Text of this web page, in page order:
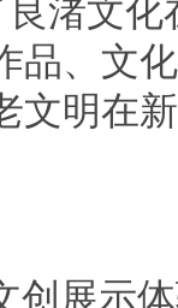
良渚文
品、文
文明在
创展示